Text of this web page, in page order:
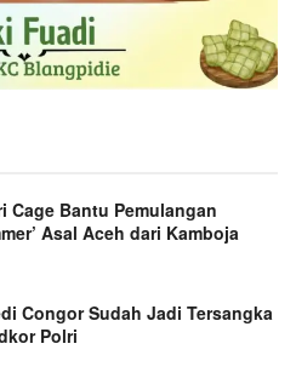
Cage Bantu Pemulangan
Asal Aceh dari Kamboja
Congor Sudah Jadi Tersangka
Polri